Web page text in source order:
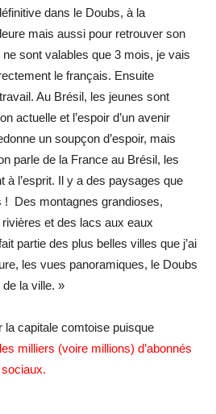
dans le Doubs, à la
mais aussi pour retrouver son
sont valables que 3 mois, je vais
le français. Ensuite
Au Brésil, les jeunes sont
actuelle et l’espoir d’un avenir
un soupçon d’espoir, mais
parle de la France au Brésil, les
à l’esprit. Il y a des paysages que
! Des montagnes grandioses,
et des lacs aux eaux
partie des plus belles villes que j’ai
les vues panoramiques, le Doubs
la ville. »
la capitale comtoise puisque
milliers (voire millions) d’abonnés